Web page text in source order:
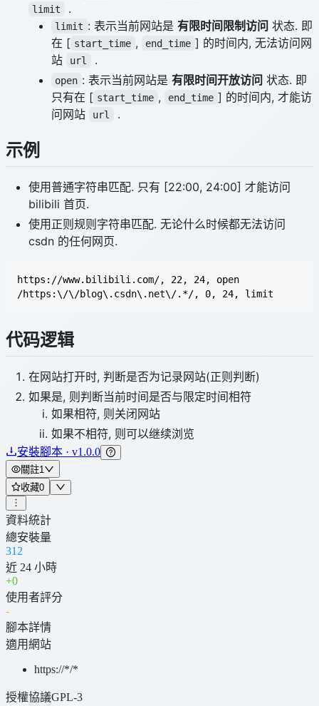
limit .
limit : 表示当前网站是 有限时间限制访问 状态. 即
在 [ start_time , end_time ] 的时间内, 无法访问网
站
url .
open : 表示当前网站是 有限时间开放访问 状态. 即
只有在 [ start_time , end_time ] 的时间内, 才能访
问网站
url .
示例
使用普通字符串匹配. 只有 [22:00, 24:00] 才能访问
bilibili 首页.
使用正则规则字符串匹配. 无论什么时候都无法访问
csdn 的任何网页.
https://www.bilibili.com/, 22, 24, open
代码逻辑
在网站打开时, 判断是否为记录网站(正则判断)
如果是, 则判断当前时间是否与限定时间相符
如果相符, 则关闭网站
如果不相符, 则可以继续浏览
安裝腳本 · v1.0.0
關註1
收藏0
資料統計
總安裝量
312
近 24 小時
+0
使用者評分
-
腳本詳情
適用網站
https://*/*
授權協議GPL-3